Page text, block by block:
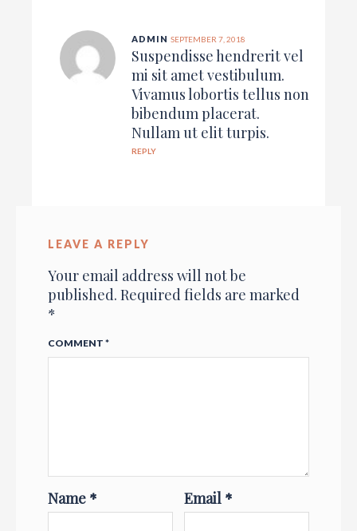
ADMIN SEPTEMBER 7, 2018
Suspendisse hendrerit vel
mi sit amet vestibulum.
Vivamus lobortis tellus non
bibendum placerat.
Nullam ut elit turpis.
REPLY
LEAVE A REPLY
Your email address will not be
published. Required fields are marked
*
COMMENT *
Name * Email *